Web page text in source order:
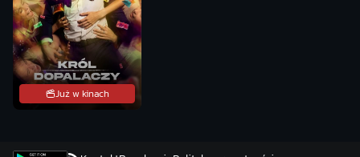
Już w kinach